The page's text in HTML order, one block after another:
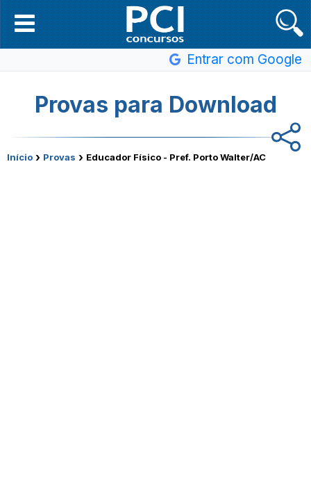
Entrar com Google
Provas para Download
Início › Provas › Educador Físico - Pref. Porto Walter/AC